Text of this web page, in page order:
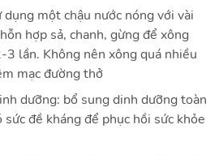
một chậu nước nóng với vài
hợp sả, chanh, gừng để xông
3 lần. Không nên xông quá nhiều
mạc đường thở
dưỡng: bổ sung dinh dưỡng toàn
đề kháng để phục hồi sức khỏe